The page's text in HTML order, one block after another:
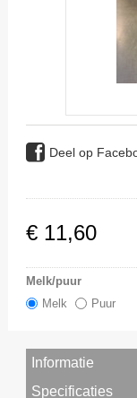
Deel op
€ 11,60
Melk/puur
Melk
Puur
Informatie
Specificaties